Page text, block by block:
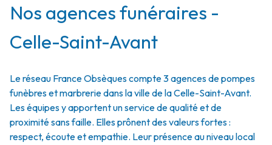
Nos agences funéraires -
Celle-Saint-Avant
Le réseau France Obsèques compte 3 agences de pompes
funèbres et marbrerie dans la ville de la Celle-Saint-Avant.
Les équipes y apportent un service de qualité et de
proximité sans faille. Elles prônent des valeurs fortes :
respect, écoute et empathie. Leur présence au niveau local